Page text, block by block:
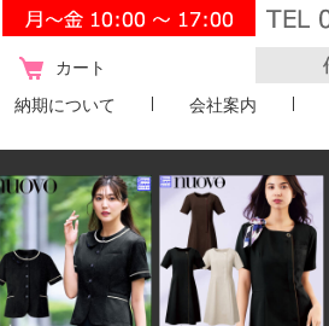
カート
納期について 会社案内